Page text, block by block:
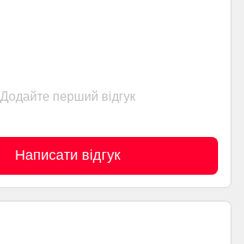
Додайте перший відгук
Написати відгук